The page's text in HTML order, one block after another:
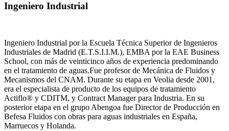
Ingeniero Industrial
Ingeniero Industrial por la Escuela Técnica Superior de Ingenieros
Industriales de Madrid (E.T.S.I.I.M.), EMBA por la EAE Business
School, con más de veinticinco años de experiencia predominando
en el tratamiento de aguas.Fue profesor de Mecánica de Fluidos y
Mecanismos del CNAM. Durante su etapa en Veolia desde 2001,
era el especialista de producto de los equipos de tratamiento
Actiflo® y CDITM, y Contract Manager para Industria. En su
posterior etapa en el grupo Abengoa fue Director de Producción en
Befesa Fluidos con obras para aguas industriales en España,
Marruecos y Holanda.